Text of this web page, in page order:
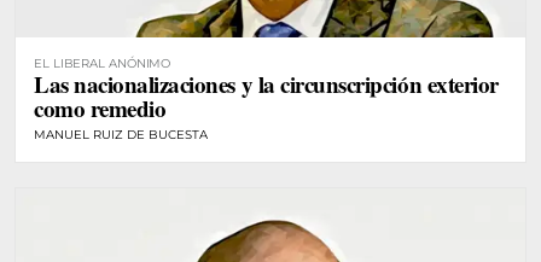
EL LIBERAL ANÓNIMO
Las nacionalizaciones y la circunscripción exterior
como remedio
MANUEL RUIZ DE BUCESTA